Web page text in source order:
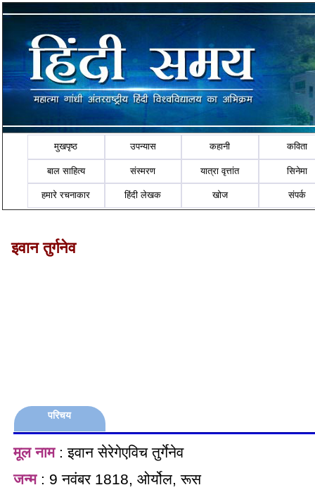
मुखपृष्ठ उपन्यास कहानी कविता
बाल साहित्य संस्मरण यात्रा वृत्तांत सिनेमा
हमारे रचनाकार हिंदी लेखक खोज संपर्क
इवान तुर्गनेव
परिचय
मूल नाम: इवान सेरेगेएविच तुर्गेनेव
जन्म: 9 नवंबर 1818, ओर्योल, रूस